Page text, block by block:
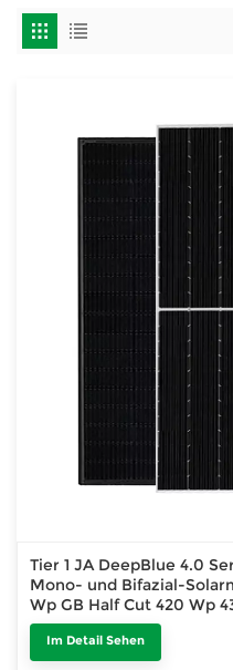
Tier 1 JA DeepBlue 4.0
Mono- und Bifazial-
Wp GB Half Cut 420 Wp
Im Detail Sehen